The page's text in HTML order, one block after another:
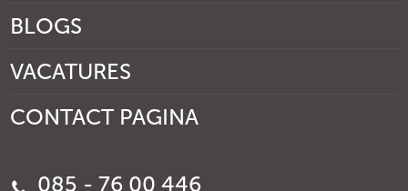
BLOGS
VACATURES
CONTACT PAGINA
085 - 76 00 446